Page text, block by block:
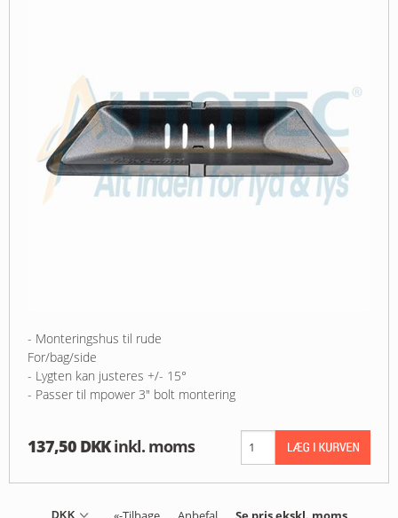
- Monteringshus til rude
For/bag/side
- Lygten kan justeres +/- 15°
- Passer til mpower 3" bolt montering
137,50 DKK inkl. moms